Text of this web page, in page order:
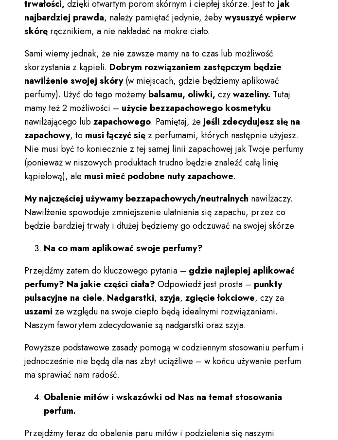
trwałości, dzięki otwartym porom skórnym i ciepłej skórze. Jest to jak
najbardziej prawda, należy pamiętać jedynie, żebywysuszyć wpierw
skórę ręcznikiem, a nie nakładać na mokre ciało.
Sami wiemy jednak, że nie zawsze mamy na to czas lub możliwość
skorzystania z kąpieli. Dobrym rozwiązaniem zastępczym będzie
nawilżenie swojej skóry(w miejscach, gdzie będziemy aplikować
perfumy). Użyć do tego możemy balsamu, oliwki, czywazeliny. Tutaj
mamy też 2 możliwości – użycie bezzapachowego kosmetyku
nawilżającego lubzapachowego. Pamiętaj, że jeśli zdecydujesz się na
zapachowy, to musi łączyć sięz perfumami, których następnie użyjesz.
Nie musi być to koniecznie z tej samej linii zapachowej jak Twoje perfumy
(ponieważ w niszowych produktach trudno będzie znaleźć całą linię
kąpielową), ale musi mieć podobne nuty zapachowe.
My najczęściej używamy bezzapachowych/neutralnych nawilżaczy.
Nawilżenie spowoduje zmniejszenie ulatniania się zapachu, przez co
będzie bardziej trwały i dłużej będziemy go odczuwać na swojej skórze.
Na co mam aplikować swoje perfumy?
Przejdźmy zatem do kluczowego pytania – gdzie najlepiej aplikować
perfumy? Na jakie części ciała? Odpowiedź jest prosta – punkty
pulsacyjne na ciele. Nadgarstki, szyja, zgięcie łokciowe, czy za
uszami ze względu na swoje ciepło będą idealnymi rozwiązaniami.
Naszym faworytem zdecydowanie są nadgarstki oraz szyja.
Powyższe podstawowe zasady pomogą w codziennym stosowaniu perfum i
jednocześnie nie będą dla nas zbyt uciążliwe – w końcu używanie perfum
ma sprawiać nam radość.
Obalenie mitów i wskazówki od Nas na temat stosowania
perfum.
Przejdźmy teraz do obalenia paru mitów i podzielenia się naszymi